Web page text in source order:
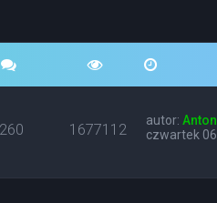
260 1677112 autor:
czwartek